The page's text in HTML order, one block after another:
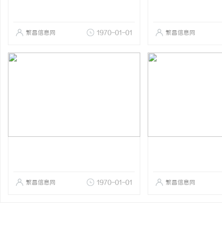
繁昌信息网 1970-01-01 繁昌信息网
繁昌信息网 1970-01-01 繁昌信息网